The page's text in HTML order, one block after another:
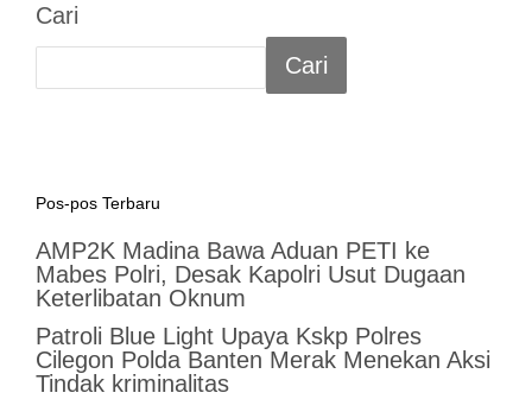
Cari
Cari
Pos-pos Terbaru
AMP2K Madina Bawa Aduan PETI ke
Mabes Polri, Desak Kapolri Usut Dugaan
Keterlibatan Oknum
Patroli Blue Light Upaya Kskp Polres
Cilegon Polda Banten Merak Menekan Aksi
Tindak kriminalitas